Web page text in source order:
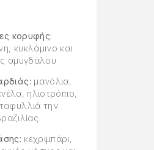
κορυφής:
κυκλάμινο και
αμυγδάλου
μανόλια,
ηλιοτρόπιο,
την
κεχριμπάρι,